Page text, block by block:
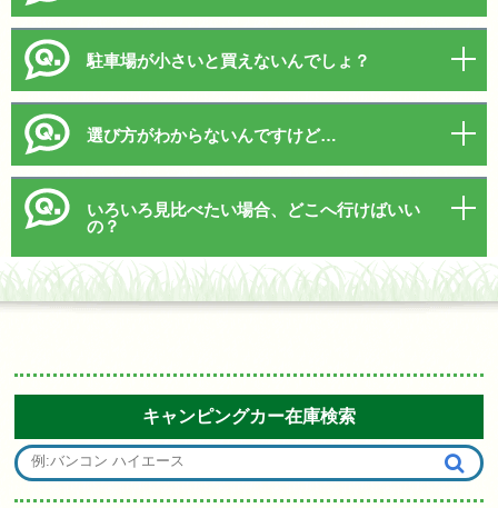
駐車場が小さいと買えないんでしょ？
選び方がわからないんですけど…
いろいろ見比べたい場合、どこへ行けばいい
の？
キャンピングカー在庫検索